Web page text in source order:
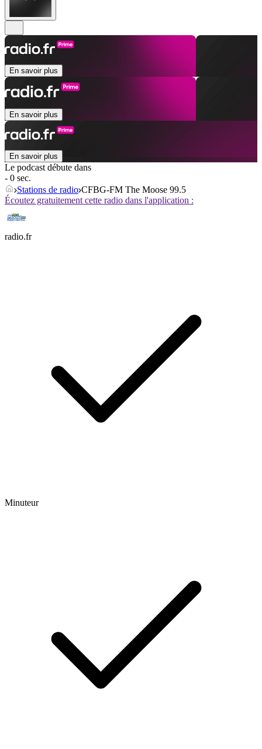
En savoir plus
En savoir plus
En savoir plus
Le podcast débute dans
- 0 sec.
Stations de radio CFBG-FM The Moose 99.5
Écoutez gratuitement cette radio dans l'application :
radio.fr
Minuteur